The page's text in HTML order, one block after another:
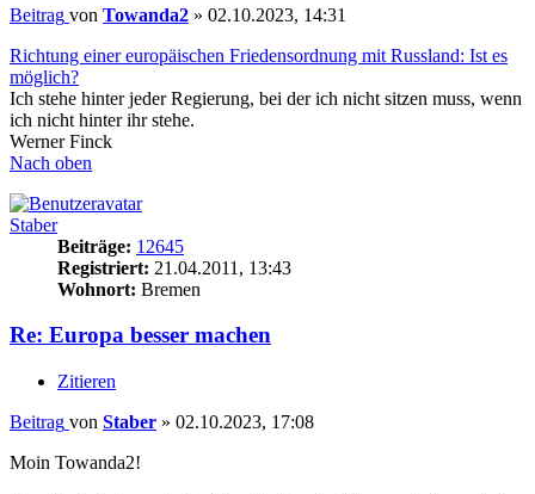
Beitrag von Towanda2 » 02.10.2023, 14:31
Richtung einer europäischen Friedensordnung mit Russland: Ist es
möglich?
Ich stehe hinter jeder Regierung, bei der ich nicht sitzen muss, wenn
ich nicht hinter ihr stehe.
Werner Finck
Nach oben
Staber
Beiträge: 12645
Registriert: 21.04.2011, 13:43
Wohnort: Bremen
Re: Europa besser machen
Zitieren
Beitrag von Staber » 02.10.2023, 17:08
Moin Towanda2!